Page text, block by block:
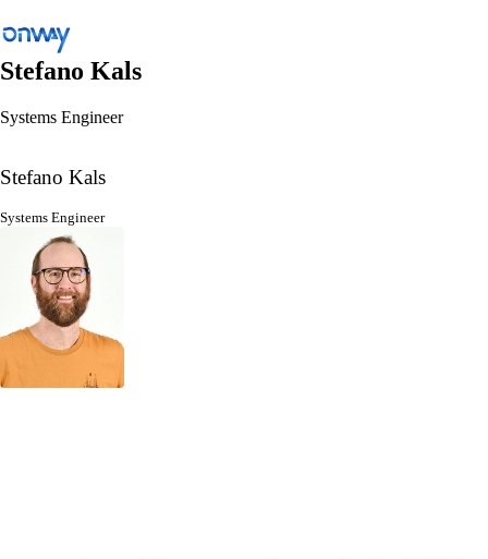
Standorte und Dinge verbinden
Branche
Öffentlicher Verkehr
Stefano Kals
Systems Engineer
Stefano Kals
Systems Engineer